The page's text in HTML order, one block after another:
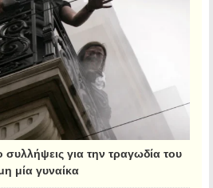
για την τραγωδία του
μία γυναίκα